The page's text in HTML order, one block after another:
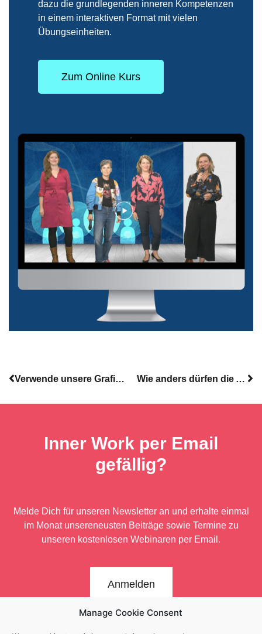
Manage Cookie Consent
dazu die grundlegenden inneren Kompetenzen
in einem interaktiven Format mit vielen
Übungseinheiten.
Zum Online Kurs
Verwende unsere Grafiken für Deine Arbeit Wie anders dürfen die Anderen sein? Aufzeichnung unseres Webinars
Inner Work per Email
gefällig?
Melde Dich für unseren Newsletter an und erhalte einmal
im Monat unsereneusten Beiträge sowie Termine zu
unseren kostenlosen Webinaren per Email.
Anmelden